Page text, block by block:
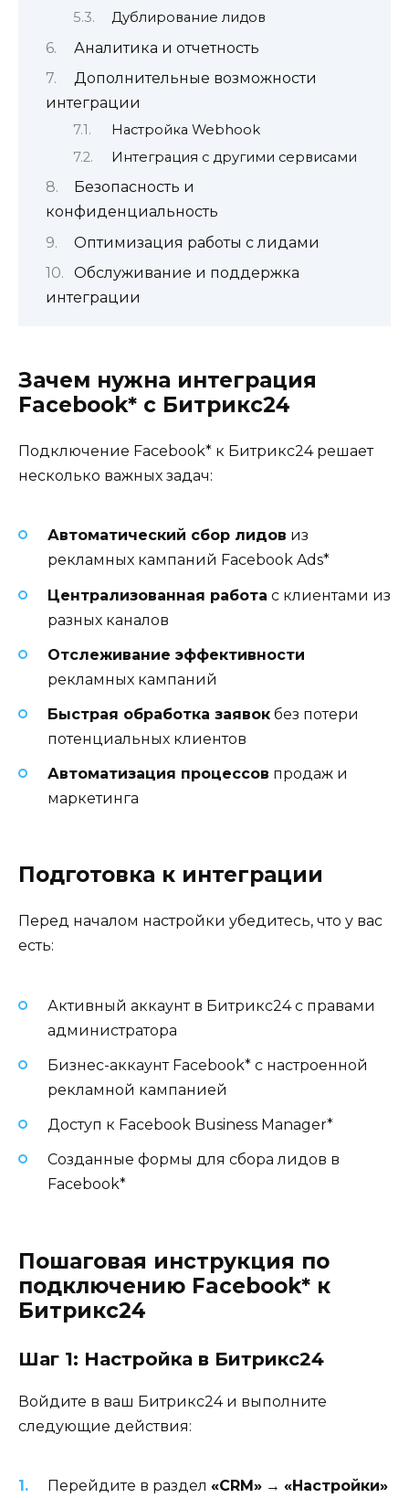
Дублирование лидов
Аналитика и отчетность
Дополнительные возможности
интеграции
Настройка Webhook
Интеграция с другими сервисами
Безопасность и
конфиденциальность
Оптимизация работы с лидами
Обслуживание и поддержка
интеграции
Зачем нужна интеграция
Facebook* с Битрикс24
Подключение Facebook* к Битрикс24 решает
несколько важных задач:
Автоматический сбор лидов из
рекламных кампаний Facebook Ads*
Централизованная работа с клиентами из
разных каналов
Отслеживание эффективности
рекламных кампаний
Быстрая обработка заявок без потери
потенциальных клиентов
Автоматизация процессов продаж и
маркетинга
Подготовка к интеграции
Перед началом настройки убедитесь, что у вас
есть:
Активный аккаунт в Битрикс24 с правами
администратора
Бизнес-аккаунт Facebook* с настроенной
рекламной кампанией
Доступ к Facebook Business Manager*
Созданные формы для сбора лидов в
Facebook*
Пошаговая инструкция по
подключению Facebook* к
Битрикс24
Шаг 1: Настройка в Битрикс24
Войдите в ваш Битрикс24 и выполните
следующие действия:
Перейдите в раздел «CRM» → «Настройки»